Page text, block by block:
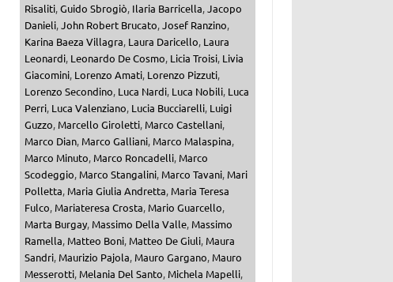
Risaliti,Guido Sbrogiò, Ilaria Barricella,Jacopo
Danieli,John Robert Brucato,Josef Ranzino,
Karina Baeza Villagra, Laura Daricello, Laura
Leonardi, Leonardo De Cosmo, Licia Troisi, Livia
Giacomini, Lorenzo Amati, Lorenzo Pizzuti,
Lorenzo Secondino, Luca Nardi, Luca Nobili, Luca
Perri, Luca Valenziano, Lucia Bucciarelli, Luigi
Guzzo, Marcello Giroletti, Marco Castellani,
Marco Dian, Marco Galliani, Marco Malaspina,
Marco Minuto, Marco Roncadelli, Marco
Scodeggio, Marco Stangalini, Marco Tavani, Mari
Polletta, Maria Giulia Andretta, Maria Teresa
Fulco, Mariateresa Crosta, Mario Guarcello,
Marta Burgay, Massimo Della Valle, Massimo
Ramella, Matteo Boni, Matteo De Giuli, Maura
Sandri, Maurizio Pajola, Mauro Gargano, Mauro
Messerotti, Melania Del Santo, Michela Mapelli,